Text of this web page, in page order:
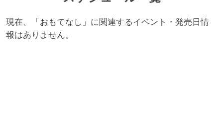
現在、「おもてなし」に関連するイベント・発売日情
報はありません。